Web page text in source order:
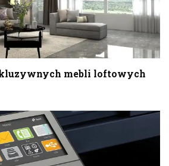
mebli loftowych